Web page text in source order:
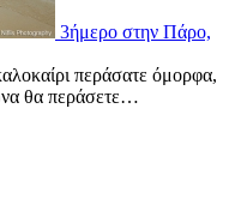
3ήμερο στην Πάρο,
περάσατε όμορφα,
θα περάσετε…